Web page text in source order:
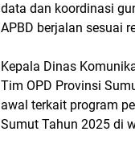
data dan koordinasi
APBD berjalan sesuai
Kepala Dinas
Tim OPD Provinsi
awal terkait program
Sumut Tahun 2025 di